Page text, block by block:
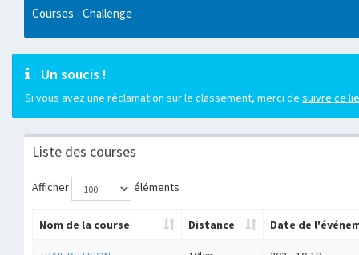
Courses - Challenge
Un soucis !
Si vous avez une réclamation sur le classement, merci de suivre ce
Liste des courses
Afficher éléments
Nom de la course Distance Date de